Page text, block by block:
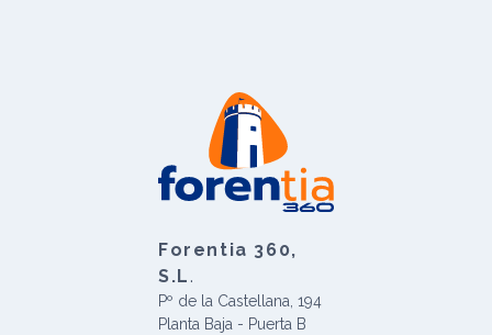
Forentia 360,
S.L .
Pº de la Castellana, 194
Planta Baja - Puerta B